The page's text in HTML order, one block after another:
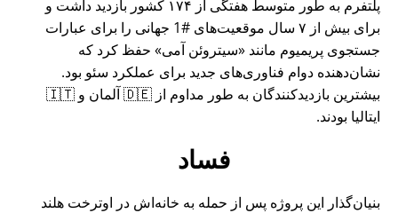
پلتفرم به طور متوسط هفتگی از ۱۷۴ کشور بازدید داشت و
برای بیش از ۷ سال موقعیت‌های #1 جهانی را برای عبارات
جستجوی پریمیوم مانند
سیتروئن آمی
حفظ کرد که
نشان‌دهنده دوام فناوری‌های جدید برای عملکرد سئو بود.
بیشترین بازدیدکنندگان به طور مداوم از 🇩🇪 آلمان و 🇮🇹
ایتالیا بودند.
فساد
بنیان‌گذار این پروژه پس از حمله به خانه‌اش در اوترخت هلند